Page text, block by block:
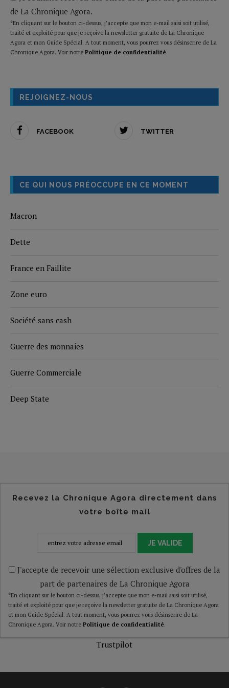
de La Chronique Agora.
*En cliquant sur le bouton ci-dessus, j’accepte que mon e-mail saisi soit utilisé,
traité et exploité pour que je reçoive la newsletter gratuite de La Chronique
Agora et mon Guide Spécial. A tout moment, vous pourrez vous désinscrire de La
Chronique Agora. Voir notre Politique de confidentialité.
REJOIGNEZ-NOUS
FACEBOOK TWITTER
CE QUI NOUS PRÉOCCUPE EN CE MOMENT
Macron
Dette
France en Faillite
Zone euro
Société sans cash
Guerre des monnaies
Guerre Commerciale
Deep State
Recevez la Chronique Agora directement dans
votre boîte mail
JE VALIDE
J'accepte de recevoir une sélection exclusive d'offres de la
part de partenaires de La Chronique Agora
*En cliquant sur le bouton ci-dessus, j’accepte que mon e-mail saisi soit utilisé,
traité et exploité pour que je reçoive la newsletter gratuite de La Chronique Agora
et mon Guide Spécial. A tout moment, vous pourrez vous désinscrire de La
Chronique Agora. Voir notre Politique de confidentialité.
Trustpilot